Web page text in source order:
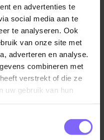
en advertenties te
social media aan te
te analyseren. Ook
van onze site met
adverteren en analyse.
combineren met
verstrekt of die ze
uw gebruik van hun
en te ontwikkelen en
werkplek met
aandacht en
dag hetzelfde is. Met
maak je van iedere
niet?
door middel van
BSO VSO